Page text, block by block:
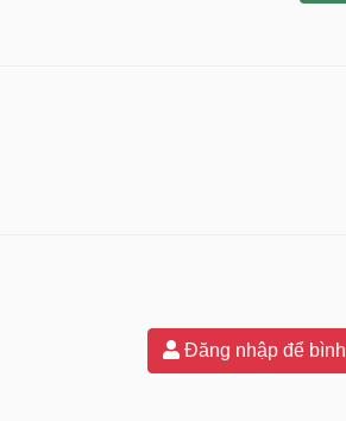
Đăng nhập để